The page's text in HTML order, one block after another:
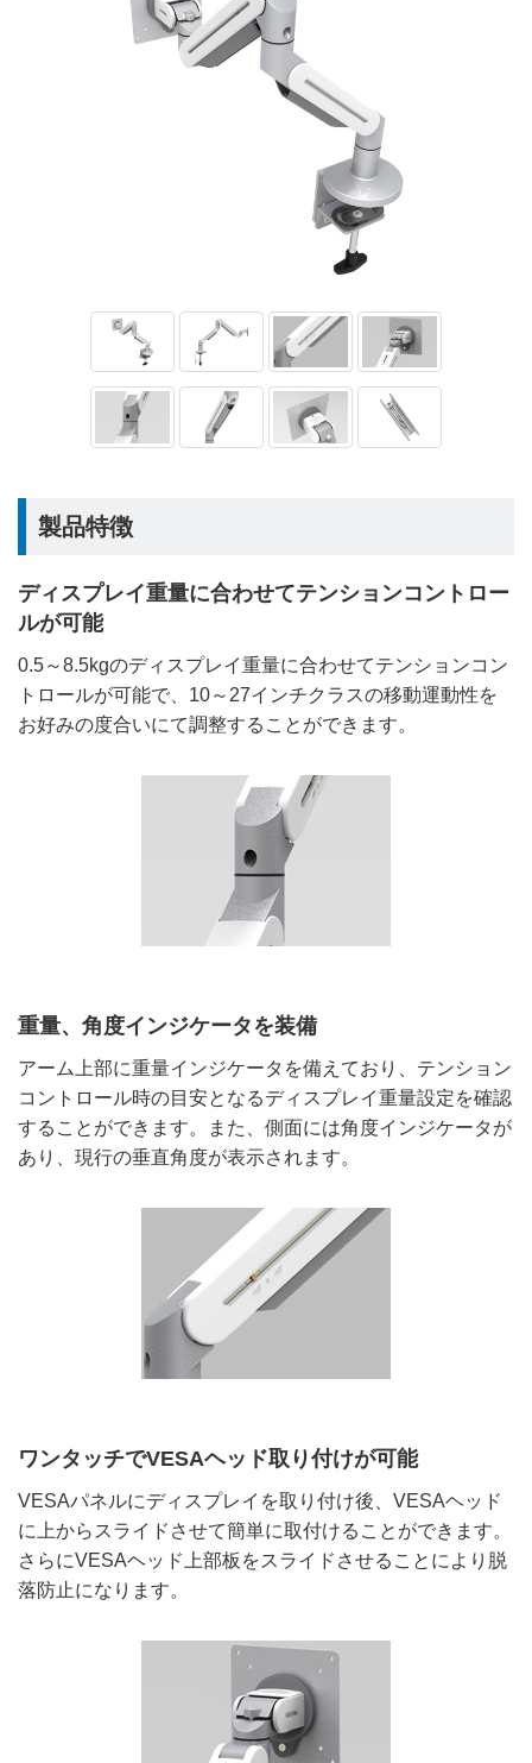
製品特徴
ディスプレイ重量に合わせてテンションコントロー
ルが可能
0.5～8.5kgのディスプレイ重量に合わせてテンションコン
トロールが可能で、10～27インチクラスの移動運動性を
お好みの度合いにて調整することができます。
重量、角度インジケータを装備
アーム上部に重量インジケータを備えており、テンション
コントロール時の目安となるディスプレイ重量設定を確認
することができます。また、側面には角度インジケータが
あり、現行の垂直角度が表示されます。
ワンタッチでVESAヘッド取り付けが可能
VESAパネルにディスプレイを取り付け後、VESAヘッド
に上からスライドさせて簡単に取付けることができます。
さらにVESAヘッド上部板をスライドさせることにより脱
落防止になります。